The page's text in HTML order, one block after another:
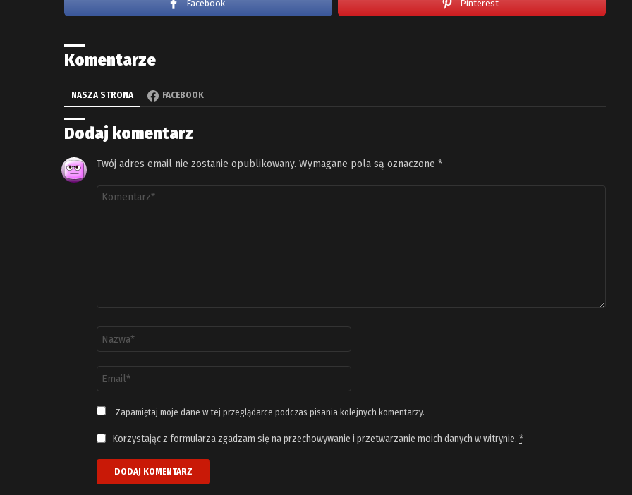
Facebook Pinterest
Komentarze
NASZA STRONA FACEBOOK
Dodaj komentarz
Twój adres email nie zostanie opublikowany. Wymagane pola są oznaczone *
Komentarz
email
*
Zapamiętaj moje dane w tej przeglądarce podczas pisania kolejnych komentarzy.
Korzystając z formularza zgadzam się na przechowywanie i przetwarzanie moich danych w witrynie. *